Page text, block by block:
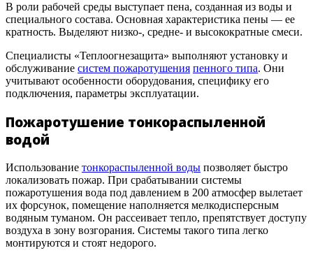
В роли рабочей среды выступает пена, созданная из воды и
специального состава. Основная характеристика пены — ее
кратность. Выделяют низко-, средне- и высокократные смеси.
Специалисты «Теплоогнезащита» выполняют установку и
обслуживание систем пожаротушения пенного типа. Они
учитывают особенности оборудования, специфику его
подключения, параметры эксплуатации.
Пожаротушение тонкораспыленной
водой
Использование тонкораспыленной воды позволяет быстро
локализовать пожар. При срабатывании системы
пожаротушения вода под давлением в 200 атмосфер вылетает
их форсунок, помещение наполняется мелкодисперсным
водяным туманом. Он рассеивает тепло, препятствует доступу
воздуха в зону возгорания. Системы такого типа легко
монтируются и стоят недорого.